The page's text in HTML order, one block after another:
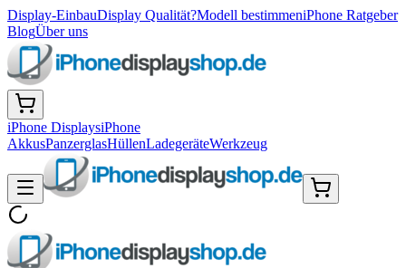
Display-EinbauDisplay Qualität?Modell bestimmeniPhone Ratgeber
BlogÜber uns
iPhone DisplaysiPhone
AkkusPanzerglasHüllenLadegeräteWerkzeug